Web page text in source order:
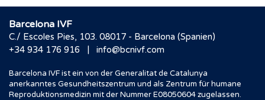
Barcelona IVF
C./ Escoles Pies, 103. 08017 - Barcelona (Spanien)
+34 934 176 916
| info@bcnivf.com
Barcelona IVF ist ein von der Generalitat de Catalunya
anerkanntes Gesundheitszentrum und als Zentrum für humane
Reproduktionsmedizin mit der Nummer E08050604 zugelassen.